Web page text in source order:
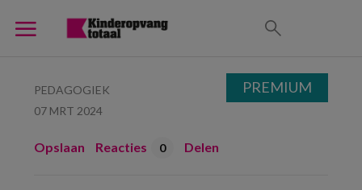
PEDAGOGIEK
07 MRT 2024
Opslaan Reacties 0 Delen
PREMIUM